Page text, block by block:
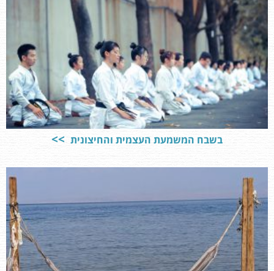
בשבח המשמעת העצמית והחיצונית